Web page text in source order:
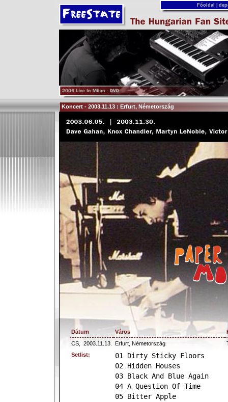
Főoldal
Koncert - 2003.11.13 : Erfurt, Németország
Dátum Város
CS,
2003.11.13. Erfurt, Németország
Setlist:
01 Dirty Sticky Floors
02 Hidden Houses
03 Black And Blue Again
04 A Question Of Time
05 Bitter Apple